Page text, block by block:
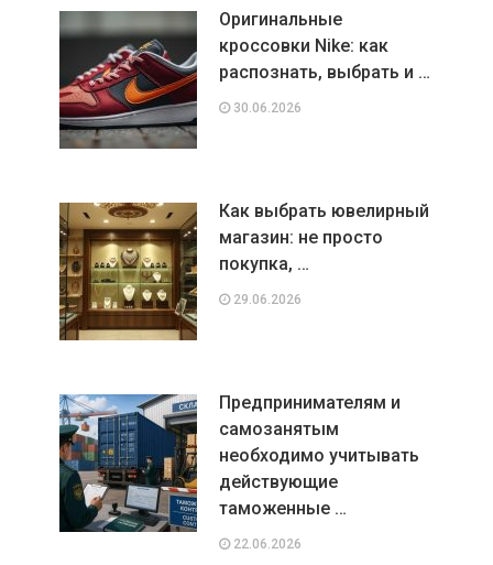
Оригинальные
кроссовки Nike: как
распознать, выбрать и …
30.06.2026
Как выбрать ювелирный
магазин: не просто
покупка, …
29.06.2026
Предпринимателям и
самозанятым
необходимо учитывать
действующие
таможенные …
22.06.2026